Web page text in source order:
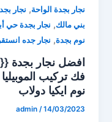
نجار بجدة الواحة, نجار
بني مالك, نجار بجدة حي
نوم بجدة, نجار جده
نوم ايكيا دولاب
admin /14/03/2023